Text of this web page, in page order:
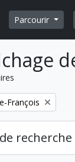
Parcourir
François
recherche